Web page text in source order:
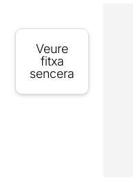
Veure
fitxa
sencera